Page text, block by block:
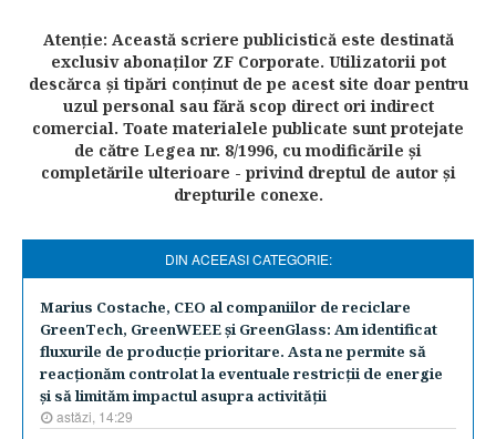
Atenţie: Această scriere publicistică este destinată
exclusiv abonaţilor ZF Corporate. Utilizatorii pot
descărca şi tipări conţinut de pe acest site doar pentru
uzul personal sau fără scop direct ori indirect
comercial. Toate materialele publicate sunt protejate
de către Legea nr. 8/1996, cu modificările şi
completările ulterioare - privind dreptul de autor şi
drepturile conexe.
DIN ACEEASI CATEGORIE:
Marius Costache, CEO al companiilor de reciclare
GreenTech, GreenWEEE şi GreenGlass: Am identificat
fluxurile de producţie prioritare. Asta ne permite să
reacţionăm controlat la eventuale restricţii de energie
şi să limităm impactul asupra activităţii
astăzi, 14:29